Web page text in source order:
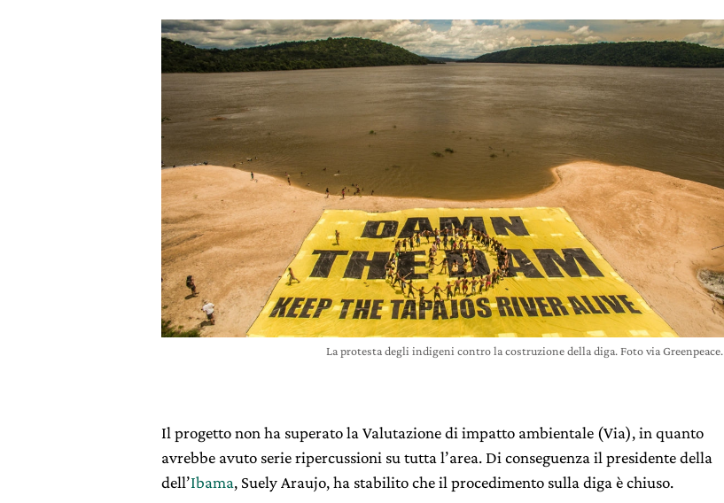
La protesta degli indigeni contro la costruzione della diga. Foto via Greenpeace.
Il progetto non ha superato la Valutazione di impatto ambientale (Via), in quanto
avrebbe avuto serie ripercussioni su tutta l’area. Di conseguenza il presidente della
dell’Ibama, Suely Araujo, ha stabilito che il procedimento sulla diga è chiuso.